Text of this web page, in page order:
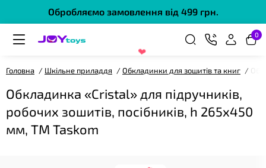
Обробляємо замовлення від 499 грн.
0
Головна Шкільне приладдя Обкладинки для зошитів та книг
Обкладинка «Cristal» для підручників,
робочих зошитів, посібників, h 265х450
мм, ТМ Taskom
❤